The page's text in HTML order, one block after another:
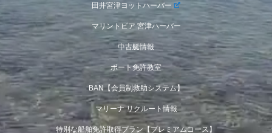
田井宮津ヨットハーバー
マリントピア 宮津ハーバー
中古艇情報
ボート免許教室
BAN【会員制救助システム】
マリーナ リクルート情報
特別な船舶免許取得プラン【プレミアムコース】